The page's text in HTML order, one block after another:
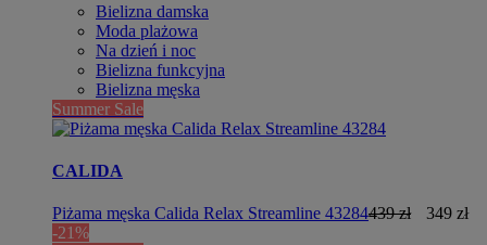
Bielizna damska
Moda plażowa
Na dzień i noc
Bielizna funkcyjna
Bielizna męska
Summer Sale
CALIDA
Piżama męska Calida Relax Streamline 43284439 zł
349 zł
-21%